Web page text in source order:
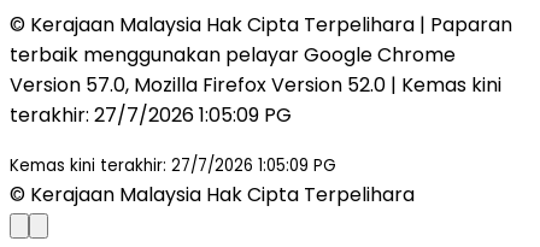
© Kerajaan Malaysia Hak Cipta Terpelihara | Paparan
terbaik menggunakan pelayar Google Chrome
Version 57.0, Mozilla Firefox Version 52.0 | Kemas kini
terakhir: 27/7/2026 1:05:09 PG
Kemas kini terakhir: 27/7/2026 1:05:09 PG
© Kerajaan Malaysia Hak Cipta Terpelihara